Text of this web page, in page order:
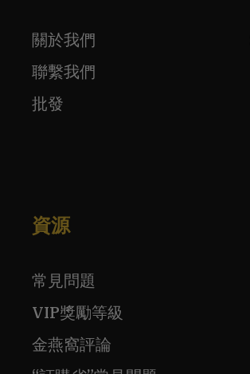
關於我們
聯繫我們
批發
資源
常見問題
VIP獎勵等級
金燕窩評論